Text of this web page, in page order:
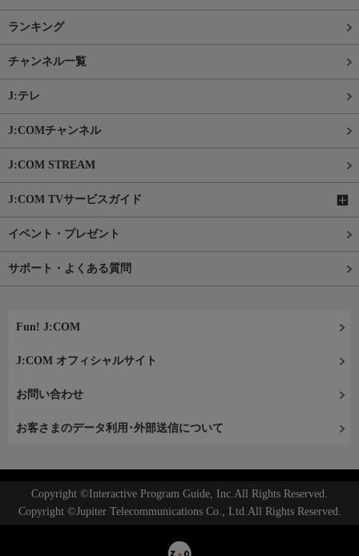
ランキング
チャンネル一覧
J:テレ
J:COMチャンネル
J:COM STREAM
J:COM TVサービスガイド
イベント・プレゼント
サポート・よくある質問
Fun! J:COM
J:COM オフィシャルサイト
お問い合わせ
お客さまのデータ利用･外部送信について
Copyright ©Interactive Program Guide, Inc.All Rights Reserved.
Copyright ©Jupiter Telecommunications Co., Ltd.All Rights Reserved.